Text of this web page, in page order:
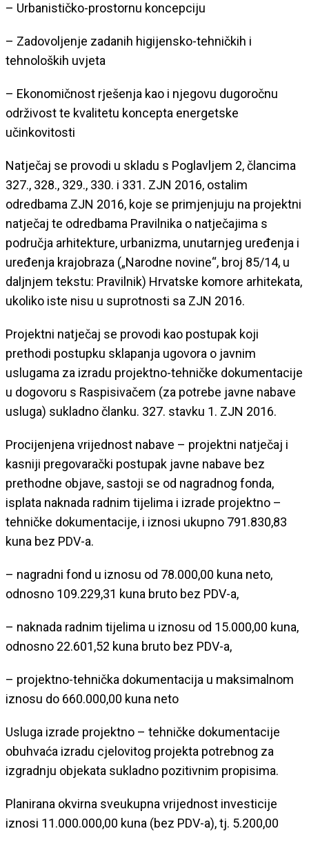
– Urbanističko-prostornu koncepciju
– Zadovoljenje zadanih higijensko-tehničkih i
tehnoloških uvjeta
– Ekonomičnost rješenja kao i njegovu dugoročnu
održivost te kvalitetu koncepta energetske
učinkovitosti
Natječaj se provodi u skladu s Poglavljem 2, člancima
327., 328., 329., 330. i 331. ZJN 2016, ostalim
odredbama ZJN 2016, koje se primjenjuju na projektni
natječaj te odredbama Pravilnika o natječajima s
područja arhitekture, urbanizma, unutarnjeg uređenja i
uređenja krajobraza („Narodne novine“, broj 85/14, u
daljnjem tekstu: Pravilnik) Hrvatske komore arhitekata,
ukoliko iste nisu u suprotnosti sa ZJN 2016.
Projektni natječaj se provodi kao postupak koji
prethodi postupku sklapanja ugovora o javnim
uslugama za izradu projektno-tehničke dokumentacije
u dogovoru s Raspisivačem (za potrebe javne nabave
usluga) sukladno članku. 327. stavku 1. ZJN 2016.
Procijenjena vrijednost nabave – projektni natječaj i
kasniji pregovarački postupak javne nabave bez
prethodne objave, sastoji se od nagradnog fonda,
isplata naknada radnim tijelima i izrade projektno –
tehničke dokumentacije, i iznosi ukupno 791.830,83
kuna bez PDV-a.
– nagradni fond u iznosu od 78.000,00 kuna neto,
odnosno 109.229,31 kuna bruto bez PDV-a,
– naknada radnim tijelima u iznosu od 15.000,00 kuna,
odnosno 22.601,52 kuna bruto bez PDV-a,
– projektno-tehnička dokumentacija u maksimalnom
iznosu do 660.000,00 kuna neto
Usluga izrade projektno – tehničke dokumentacije
obuhvaća izradu cjelovitog projekta potrebnog za
izgradnju objekata sukladno pozitivnim propisima.
Planirana okvirna sveukupna vrijednost investicije
iznosi 11.000.000,00 kuna (bez PDV-a), tj. 5.200,00